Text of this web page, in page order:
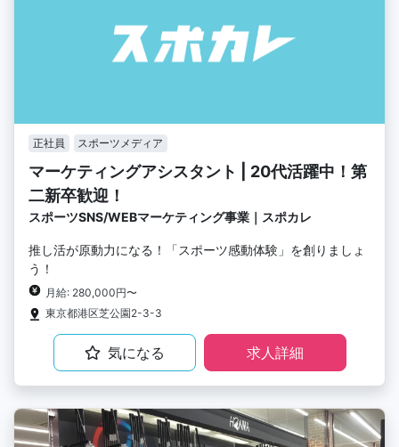
正社員 スポーツメディア
マーケティングアシスタント | 20代活躍中！第
二新卒歓迎！
スポーツSNS/WEBマーケティング事業｜スポカレ
推し活が原動力になる！「スポーツ感動体験」を創りましょ
う！
月給: 280,000円〜
東京都港区芝公園2-3-3
気になる 求人詳細